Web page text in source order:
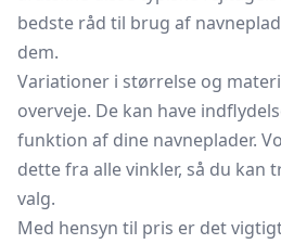
bedste råd til brug af
dem.
Variationer i størrelse og
overveje. De kan have
funktion af dine navneplader.
dette fra alle vinkler, så du
valg.
Med hensyn til pris er det